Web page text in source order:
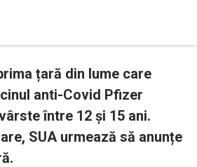
țară din lume care
anti-Covid Pfizer
între 12 și 15 ani.
SUA urmează să anunțe